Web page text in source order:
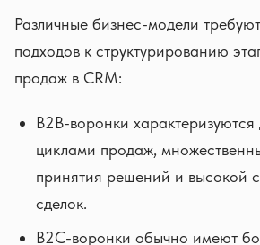
Различные бизнес-модели
подходов к структурированию
продаж в CRM:
B2B-воронки характеризуются
циклами продаж,
принятия решений и высокой
сделок.
B2C-воронки обычно имеют